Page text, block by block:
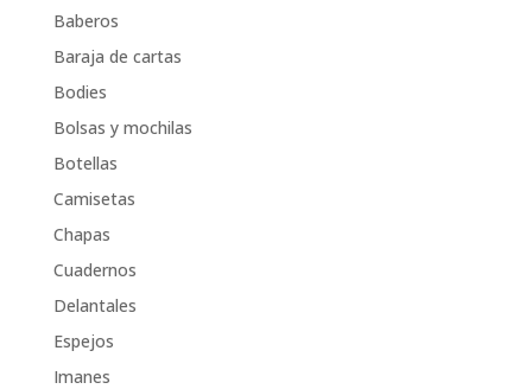
Baberos
Baraja de cartas
Bodies
Bolsas y mochilas
Botellas
Camisetas
Chapas
Cuadernos
Delantales
Espejos
Imanes